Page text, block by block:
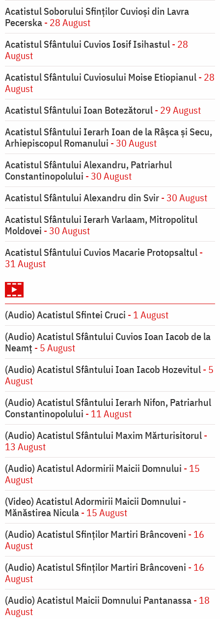
Acatistul Soborului Sfinților Cuvioși din Lavra
Pecerska- 28 August
Acatistul Sfântului Cuvios Iosif Isihastul- 28
August
Acatistul Sfântului Cuviosului Moise Etiopianul- 28
August
Acatistul Sfântului Ioan Botezătorul- 29 August
Acatistul Sfântului Ierarh Ioan de la Râşca şi Secu,
Arhiepiscopul Romanului - 30 August
Acatistul Sfântului Alexandru, Patriarhul
Constantinopolului - 30 August
Acatistul Sfântului Alexandru din Svir- 30 August
Acatistul Sfântului Ierarh Varlaam, Mitropolitul
Moldovei - 30 August
Acatistul Sfântului Cuvios Macarie Protopsaltul-
31 August
(Audio) Acatistul Sfintei Cruci - 1 August
(Audio) Acatistul Sfântului Cuvios Ioan Iacob de la
Neamț - 5 August
(Audio) Acatistul Sfântului Ioan Iacob Hozevitul- 5
August
(Audio) Acatistul Sfântului Ierarh Nifon, Patriarhul
Constantinopolului - 11 August
(Audio) Acatistul Sfântului Maxim Mărturisitorul-
13 August
(Audio) Acatistul Adormirii Maicii Domnului - 15
August
(Video) Acatistul Adormirii Maicii Domnului -
Mănăstirea Nicula- 15 August
(Audio) Acatistul Sfinților Martiri Brâncoveni - 16
August
(Audio) Acatistul Sfinților Martiri Brâncoveni - 16
August
(Audio) Acatistul Maicii Domnului Pantanassa- 18
August